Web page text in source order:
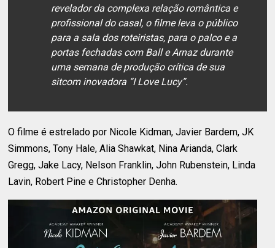
revelador da complexa relação romântica e
profissional do casal, o filme leva o público
para a sala dos roteiristas, para o palco e a
portas fechadas com Ball e Arnaz durante
uma semana de produção crítica de sua
sitcom inovadora “I Love Lucy”.
O filme é estrelado por Nicole Kidman, Javier Bardem, JK
Simmons, Tony Hale, Alia Shawkat, Nina Arianda, Clark
Gregg, Jake Lacy, Nelson Franklin, John Rubenstein, Linda
Lavin, Robert Pine e Christopher Denha.